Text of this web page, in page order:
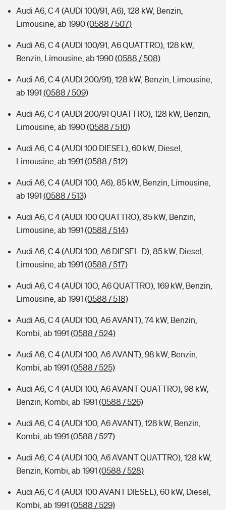
Typklassen: So ist Ihr Auto eingestuft
Sie haben Fragen?
Audi A6, C 4 (AUDI 100/91, A6), 128 kW, Benzin,
Limousine, ab 1990(0588 / 507)
Audi A6, C 4 (AUDI 100/91, A6 QUATTRO), 128 kW,
Benzin, Limousine, ab 1990(0588 / 508)
Audi A6, C 4 (AUDI 200/91), 128 kW, Benzin, Limousine,
ab 1991 (0588 / 509)
Audi A6, C 4 (AUDI 200/91 QUATTRO), 128 kW, Benzin,
Limousine, ab 1990(0588 / 510)
Audi A6, C 4 (AUDI 100 DIESEL), 60 kW, Diesel,
Limousine, ab 1991 (0588 / 512)
Audi A6, C 4 (AUDI 100, A6), 85 kW, Benzin, Limousine,
ab 1991 (0588 / 513)
Audi A6, C 4 (AUDI 100 QUATTRO), 85 kW, Benzin,
Limousine, ab 1991 (0588 / 514)
Audi A6, C 4 (AUDI 100, A6 DIESEL-D), 85 kW, Diesel,
Limousine, ab 1991 (0588 / 517)
Audi A6, C 4 (AUDI 10O, A6 QUATTRO), 169 kW, Benzin,
Limousine, ab 1991 (0588 / 518)
Audi A6, C 4 (AUDI 100, A6 AVANT), 74 kW, Benzin,
Kombi, ab 1991 (0588 / 524)
Audi A6, C 4 (AUDI 100, A6 AVANT), 98 kW, Benzin,
Kombi, ab 1991 (0588 / 525)
Audi A6, C 4 (AUDI 100, A6 AVANT QUATTRO), 98 kW,
Benzin, Kombi, ab 1991 (0588 / 526)
Audi A6, C 4 (AUDI 100, A6 AVANT), 128 kW, Benzin,
Kombi, ab 1991 (0588 / 527)
Audi A6, C 4 (AUDI 100, A6 AVANT QUATTRO), 128 kW,
Benzin, Kombi, ab 1991 (0588 / 528)
Audi A6, C 4 (AUDI 100 AVANT DIESEL), 60 kW, Diesel,
Kombi, ab 1991 (0588 / 529)